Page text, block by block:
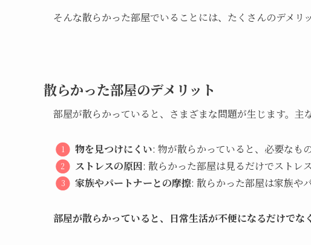
そんな散らかった部屋でいることには、たくさんのデメリ
散らかった部屋のデメリット
部屋が散らかっていると、さまざまな問題が生じます。主
物を見つけにくい: 物が散らかっていると、必要なも
ストレスの原因: 散らかった部屋は見るだけでストレ
家族やパートナーとの摩擦: 散らかった部屋は家族や
部屋が散らかっていると、日常生活が不便になるだけでな